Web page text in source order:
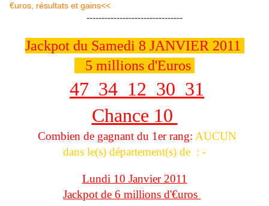
€uros, résultats et gains<<
--------------------------------
Jackpot du Samedi 8 JANVIER 2011
5 millions d'Euros
47 34 12 30 31
Chance 10
Combien de gagnant du 1er rang: AUCUN
dans le(s) département(s) de : -
Lundi 10 Janvier 2011
Jackpot de 6 millions d'€uros